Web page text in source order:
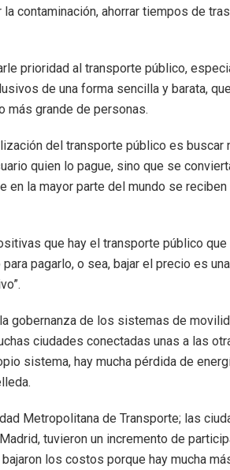
contaminación, ahorrar tiempos de
prioridad al transporte público,
de una forma sencilla y barata,
más grande de personas.
del transporte público es
quien lo pague, sino que se
en la mayor parte del mundo se
que hay el transporte público
pagarlo, o sea, bajar el precio es
gobernanza de los sistemas de
ciudades conectadas unas a las
sistema, hay mucha pérdida de
Metropolitana de Transporte; las
tuvieron un incremento de
los costos porque hay mucha